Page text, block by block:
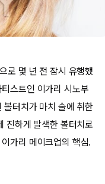
로 몇 년 전 잠시 유행했
스트인 이가리 시노부
터치가 마치 술에 취한
진하게 발색한 볼터치로
가리 메이크업의 핵심.